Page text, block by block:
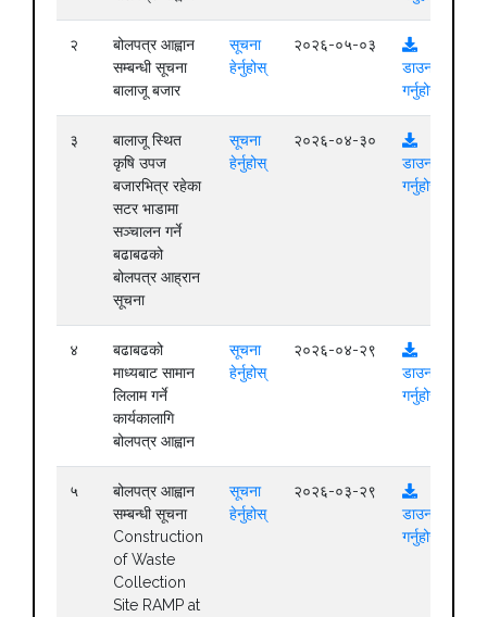
२
बोलपत्र आह्वान
सम्बन्धी सूचना
बालाजू बजार
सूचना
हेर्नुहोस्
२०२६-०५-०३
डाउनलोड
गर्नुहोस्
३
बालाजू स्थित
कृषि उपज
बजारभित्र रहेका
सटर भाडामा
सञ्चालन गर्ने
बढाबढको
बोलपत्र आह्रान
सूचना
सूचना
हेर्नुहोस्
२०२६-०४-३०
डाउनलोड
गर्नुहोस्
४
बढाबढको
माध्यबाट सामान
लिलाम गर्ने
कार्यकालागि
बोलपत्र आह्वान
सूचना
हेर्नुहोस्
२०२६-०४-२९
डाउनलोड
गर्नुहोस्
५
बोलपत्र आह्वान
सम्बन्धी सूचना
Construction
of Waste
Collection
Site RAMP at
सूचना
हेर्नुहोस्
२०२६-०३-२९
डाउनलोड
गर्नुहोस्